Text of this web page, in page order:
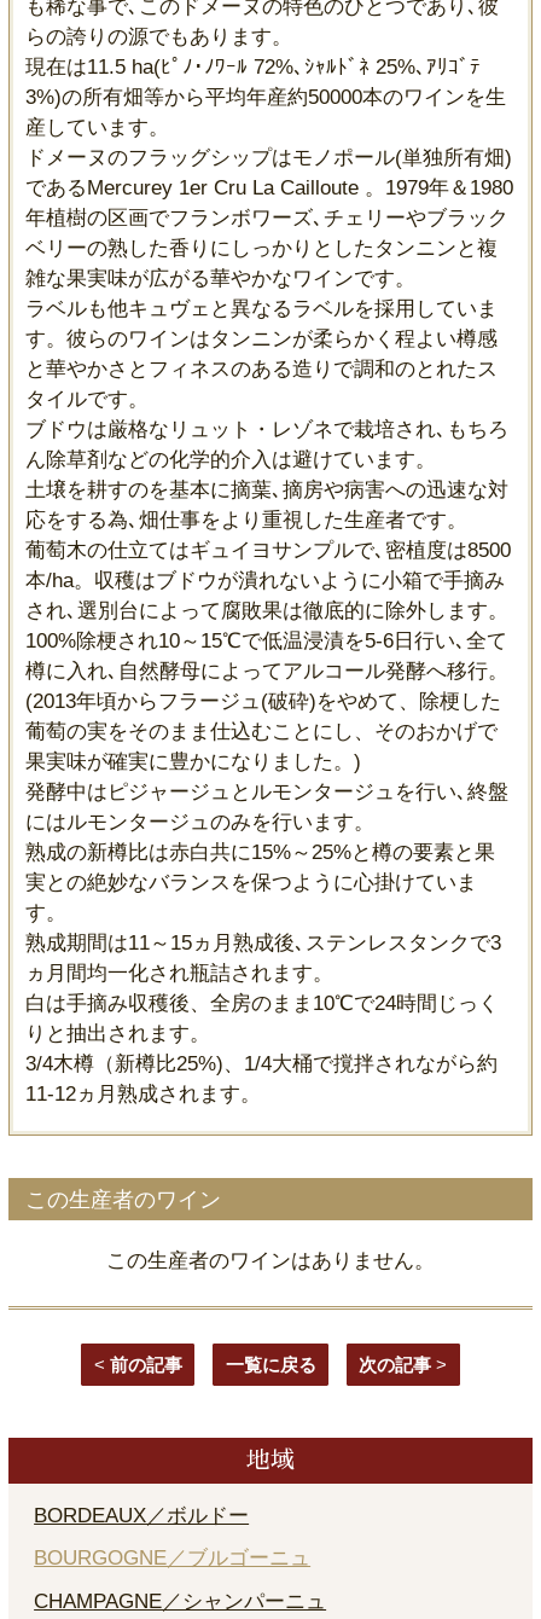
も稀な事で､このドメーヌの特色のひとつであり､彼
らの誇りの源でもあります。
現在は11.5 ha(ﾋﾟﾉ･ﾉﾜｰﾙ 72%､ｼｬﾙﾄﾞﾈ 25%､ｱﾘｺﾞﾃ
3%)の所有畑等から平均年産約50000本のワインを生
産しています。
ドメーヌのフラッグシップはモノポール(単独所有畑)
であるMercurey 1er Cru La Cailloute 。1979年＆1980
年植樹の区画でフランボワーズ､チェリーやブラック
ベリーの熟した香りにしっかりとしたタンニンと複
雑な果実味が広がる華やかなワインです。
ラベルも他キュヴェと異なるラベルを採用していま
す。彼らのワインはタンニンが柔らかく程よい樽感
と華やかさとフィネスのある造りで調和のとれたス
タイルです。
ブドウは厳格なリュット・レゾネで栽培され､もちろ
ん除草剤などの化学的介入は避けています。
土壌を耕すのを基本に摘葉､摘房や病害への迅速な対
応をする為､畑仕事をより重視した生産者です。
葡萄木の仕立てはギュイヨサンプルで､密植度は8500
本/ha。収穫はブドウが潰れないように小箱で手摘み
され､選別台によって腐敗果は徹底的に除外します。
100%除梗され10～15℃で低温浸漬を5-6日行い､全て
樽に入れ､自然酵母によってアルコール発酵へ移行。
(2013年頃からフラージュ(破砕)をやめて、除梗した
葡萄の実をそのまま仕込むことにし、そのおかげで
果実味が確実に豊かになりました。)
発酵中はピジャージュとルモンタージュを行い､終盤
にはルモンタージュのみを行います。
熟成の新樽比は赤白共に15%～25%と樽の要素と果
実との絶妙なバランスを保つように心掛けていま
す。
熟成期間は11～15ヵ月熟成後､ステンレスタンクで3
ヵ月間均一化され瓶詰されます。
白は手摘み収穫後、全房のまま10℃で24時間じっく
りと抽出されます。
3/4木樽（新樽比25%)、1/4大桶で撹拌されながら約
11-12ヵ月熟成されます。
この生産者のワイン
この生産者のワインはありません。
< 前の記事 一覧に戻る 次の記事 >
地域
BORDEAUX／ボルドー
BOURGOGNE／ブルゴーニュ
CHAMPAGNE／シャンパーニュ